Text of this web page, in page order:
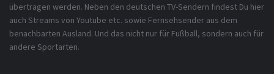
übertragen werden. Neben den deutschen TV-Sendern findest Du hier
auch Streams von Youtube etc. sowie Fernsehsender aus dem
benachbarten Ausland. Und das nicht nur für Fußball, sondern auch für
andere Sportarten.